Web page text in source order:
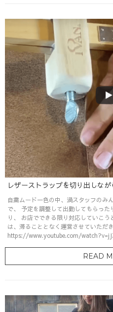
レザーストラップを切り出しなが
自粛ムード一色の中、渦スタッフのみ
で、 予定を調整して出勤してもらっ
り、 お店でできる限り対応していこうと取り組
は、滞ることとなく運営させていただ
https://www.youtube.com/
READ